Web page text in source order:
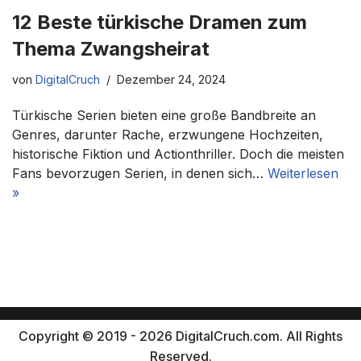
12 Beste türkische Dramen zum
Thema Zwangsheirat
von DigitalCruch Dezember 24, 2024
Türkische Serien bieten eine große Bandbreite an
Genres, darunter Rache, erzwungene Hochzeiten,
historische Fiktion und Actionthriller. Doch die meisten
Fans bevorzugen Serien, in denen sich… Weiterlesen
»
Copyright © 2019 - 2026 DigitalCruch.com. All Rights
Reserved.